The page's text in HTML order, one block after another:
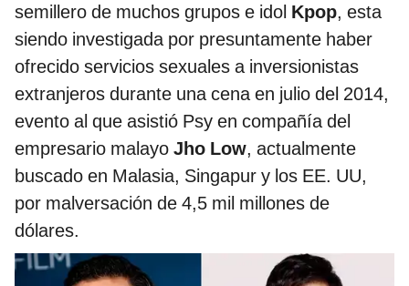
semillero de muchos grupos e idol Kpop, esta
siendo investigada por presuntamente haber
ofrecido servicios sexuales a inversionistas
extranjeros durante una cena en julio del 2014,
evento al que asistió Psy en compañía del
empresario malayo Jho Low, actualmente
buscado en Malasia, Singapur y los EE. UU,
por malversación de 4,5 mil millones de
dólares.